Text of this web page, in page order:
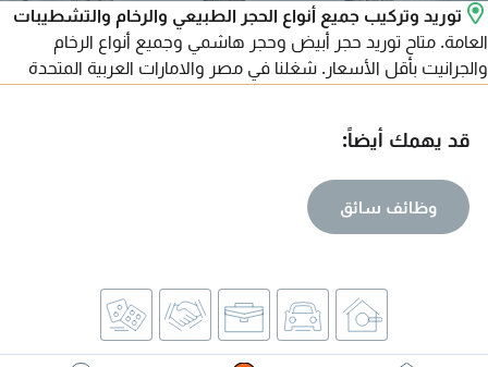
توريد وتركيب جميع أنواع الحجر الطبيعي والرخام والتشطيبات
العامة. متاح توريد حجر أبيض وحجر هاشمي وجميع أنواع الرخام
والجرانيت بأقل الأسعار. شغلنا في مصر والامارات العربية المتحدة
قد يهمك أيضاً:
وظائف سائق